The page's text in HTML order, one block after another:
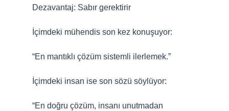
Dezavantaj: Sabır gerektirir
İçimdeki mühendis son kez konuşuyor:
“En mantıklı çözüm sistemli ilerlemek.”
İçimdeki insan ise son sözü söylüyor:
“En doğru çözüm, insanı unutmadan